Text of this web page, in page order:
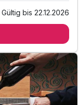
Zimmer
Gültig bis 22.12.2026